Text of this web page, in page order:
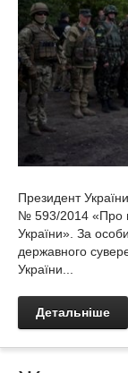
Президент
№ 593/2014 «Про
України». За
державного
України...
Детальніше